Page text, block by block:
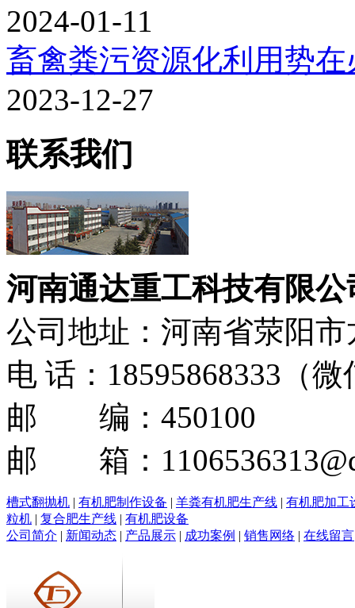
2024-01-11
畜禽粪污资源化利用势在
2023-12-27
联系我们
河南通达重工科技有限公
公司地址：河南省荥阳
电 话：18595868333（
邮 编：450100
邮 箱：
槽式翻抛机 | 有机肥制作设备 | 羊粪有机肥生产线 | 有机肥加工
粒机 | 复合肥生产线 | 有机肥设备
公司简介 | 新闻动态 | 产品展示 | 成功案例 | 销售网络 | 在线留言